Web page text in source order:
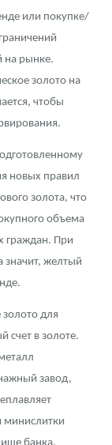
или покупке/
на рынке.
золото на
чтобы
новых правил
золота, что
объема
граждан. При
значит, желтый
для
счет в золоте.
завод,
минислитки